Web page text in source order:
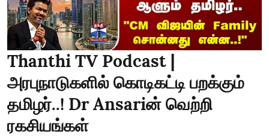
Thanthi TV Podcast |
அரபுநாடுகளில் கொடிகட்டி பறக்கும்
தமிழர்..! Dr Ansariன் வெற்றி
ரகசியங்கள்